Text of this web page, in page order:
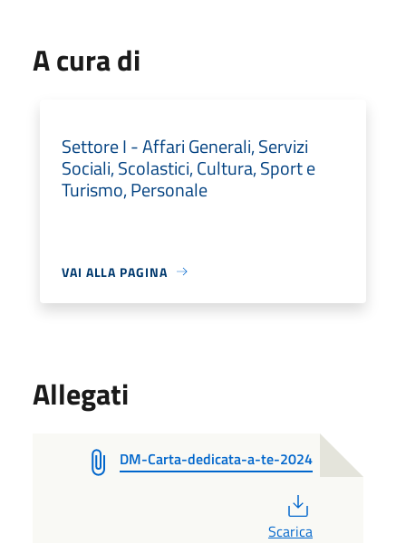
A cura di
Settore I - Affari Generali, Servizi
Sociali, Scolastici, Cultura, Sport e
Turismo, Personale
VAI ALLA PAGINA
Allegati
DM-Carta-dedicata-a-te-2024
Scarica